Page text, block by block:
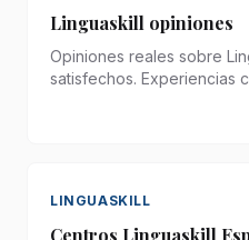
Linguaskill opiniones
Opiniones reales sobre
satisfechos. Experiencias
LINGUASKILL
Centros Linguaskill